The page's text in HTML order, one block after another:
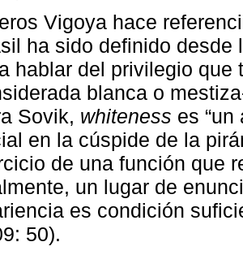
Vigoya hace
ha sido definido
hablar del privilegio que
blanca o
Sovik, whiteness es
en la cúspide de la
de una función que
un lugar de
es condición
50).